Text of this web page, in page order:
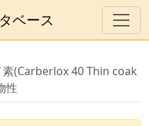
ベース
(Carberlox 40 Thin coak
性